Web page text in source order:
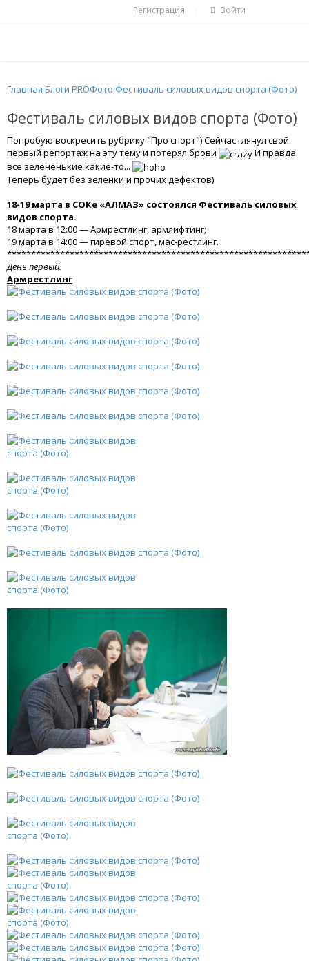
Регистрация Войти
Главная Блоги PROФото Фестиваль силовых видов спорта (Фото)
Фестиваль силовых видов спорта (Фото)
Попробую воскресить рубрику "Про спорт") Сейчас глянул свой
первый репортаж на эту тему и потерял брови
И правда
все зелёненькие какие-то...
Теперь будет без зелёнки и прочих дефектов)
18-19 марта в СОКе «АЛМАЗ» состоялся Фестиваль силовых
видов спорта.
18 марта в 12:00 — Армрестлинг, армлифтинг;
19 марта в 14:00 — гиревой спорт, мас-рестлинг.
День первый.
Армрестлинг